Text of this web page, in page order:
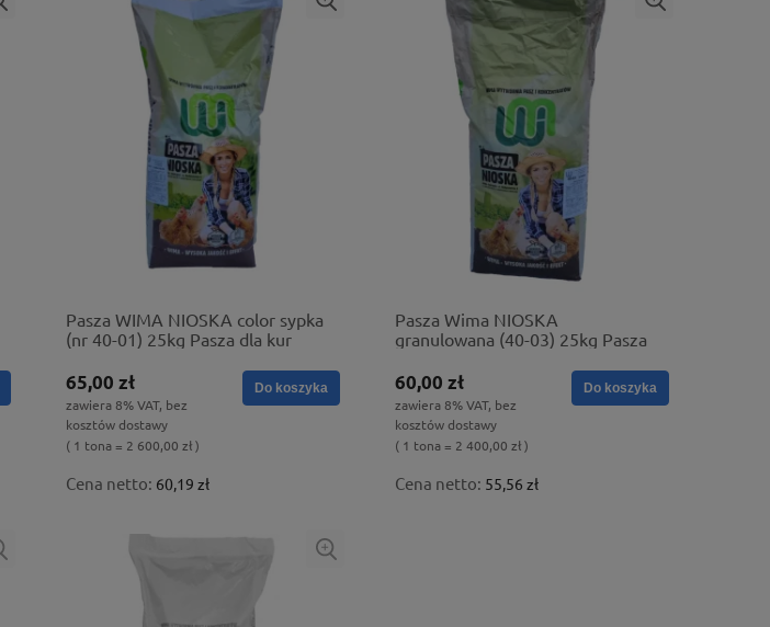
Pasza WIMA NIOSKA color sypka
(nr 40-01) 25kg Pasza dla kur
65,00 zł
zawiera 8% VAT, bez
kosztów dostawy
( 1 tona = 2 600,00 zł )
Cena netto: 60,19 zł
Do koszyka
Pasza Wima NIOSKA
granulowana (40-03) 25kg Pasza
60,00 zł
zawiera 8% VAT, bez
kosztów dostawy
( 1 tona = 2 400,00 zł )
Cena netto: 55,56 zł
Do koszyka